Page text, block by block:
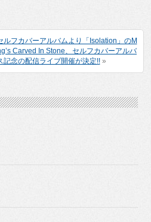
ルフカバーアルバムより「Isolation」のM
Carved In Stone、セルフカバーアルバ
記念の配信ライブ開催が決定!!»